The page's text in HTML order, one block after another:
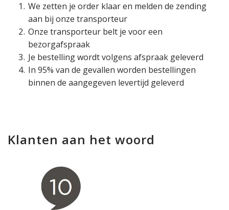
We zetten je order klaar en melden de zending
aan bij onze transporteur
Onze transporteur belt je voor een
bezorgafspraak
Je bestelling wordt volgens afspraak geleverd
In 95% van de gevallen worden bestellingen
binnen de aangegeven levertijd geleverd
Klanten aan het woord